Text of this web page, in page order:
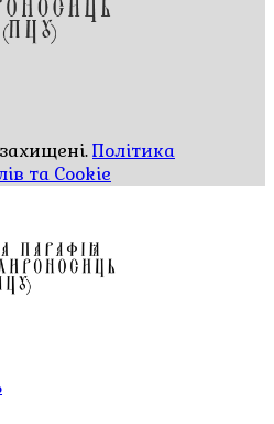
Політика
та Cookie